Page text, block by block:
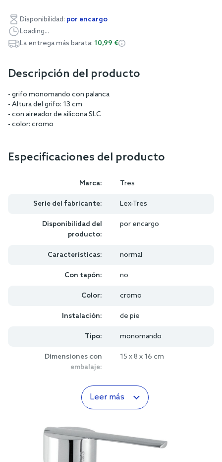
Disponibilidad: por encargo
Loading...
La entrega más barata: 10,99 €
Descripción del producto
- grifo monomando con palanca
- Altura del grifo: 13 cm
- con aireador de silicona SLC
- color: cromo
Especificaciones del producto
Marca: Tres
Serie del fabricante: Lex-Tres
Disponibilidad del
producto:
por encargo
Características: normal
Con tapón: no
Color: cromo
Instalación: de pie
Tipo: monomando
Dimensiones con
embalaje:
15 x 8 x 16 cm
Leer más